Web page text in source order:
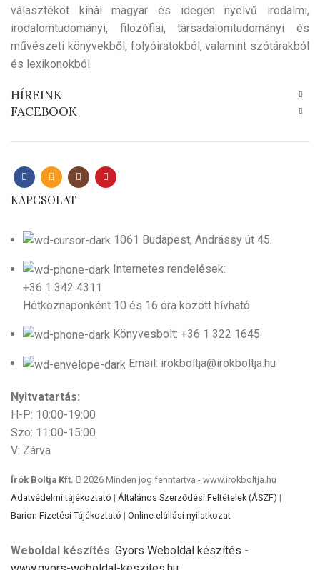
választékot kínál magyar és idegen nyelvű irodalmi,
irodalomtudományi, filozófiai, társadalomtudományi és
művészeti könyvekből, folyóiratokból, valamint szótárakból
és lexikonokból.
HÍREINK
FACEBOOK
KAPCSOLAT
1061 Budapest, Andrássy út 45.
Internetes rendelések:
+36 1 342 4311
Hétköznaponként 10 és 16 óra között hívható.
Könyvesbolt: +36 1 322 1645
Email: irokboltja@irokboltja.hu
Nyitvatartás:
H-P: 10:00-19:00
Szo: 11:00-15:00
V: Zárva
Írók Boltja Kft.
2026 Minden jog fenntartva - www.irokboltja.hu
Adatvédelmi tájékoztató | Általános Szerződési Feltételek (ÁSZF) |
Barion Fizetési Tájékoztató | Online elállási nyilatkozat
Weboldal készítés: Gyors Weboldal készítés -